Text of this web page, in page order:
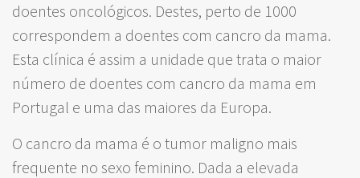
doentes oncológicos. Destes, perto de 1000
correspondem a doentes com cancro da mama.
Esta clínica é assim a unidade que trata o maior
número de doentes com cancro da mama em
Portugal e uma das maiores da Europa.
O cancro da mama é o tumor maligno mais
frequente no sexo feminino. Dada a elevada